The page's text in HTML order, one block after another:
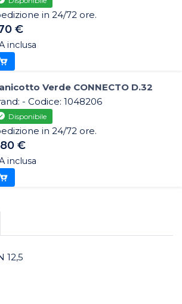
in 24/72 ore.
€
inclusa
Verde CONNECTO D.32
- Codice: 1048206
Disponibile
in 24/72 ore.
€
inclusa
12,5